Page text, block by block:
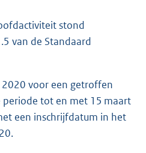
stond
van de Standaard
voor een getroffen
tot en met 15 maart
een inschrijfdatum in het